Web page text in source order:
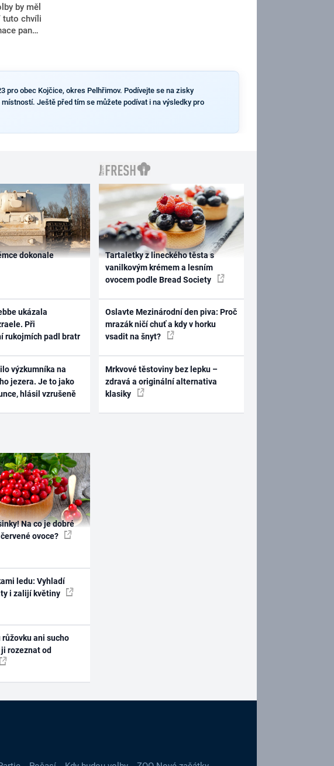
by měl
tuto chvíli
pana
o
pro obec Kojčice, okres Pelhřimov. Podívejte se na zisky
Ještě před tím se můžete podívat i na výsledky pro
dokonale
ukázala
Při
rukojmích padl bratr
výzkumníka na
jezera. Je to jako
hlásil vzrušeně
Tartaletky z lineckého těsta s
vanilkovým krémem a lesním
ovocem podle Bread Society
Oslavte Mezinárodní den piva: Proč
mrazák ničí chuť a kdy v horku
vsadit na šnyt?
Mrkvové těstoviny bez lepku –
zdravá a originální alternativa
klasiky
Na co je dobré
ovoce?
ledu: Vyhladí
i zalijí květiny
ani sucho
rozeznat od